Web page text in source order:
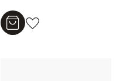
Aggiungi al carrello